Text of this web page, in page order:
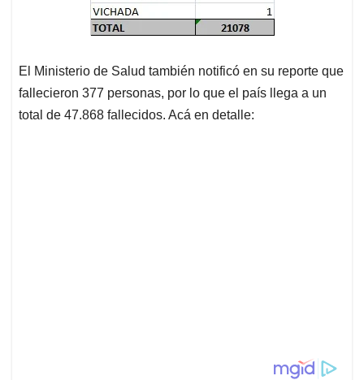
El Ministerio de Salud también notificó en su reporte que
fallecieron 377 personas, por lo que el país llega a un
total de 47.868 fallecidos. Acá en detalle: